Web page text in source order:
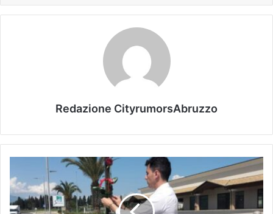
Redazione CityrumorsAbruzzo